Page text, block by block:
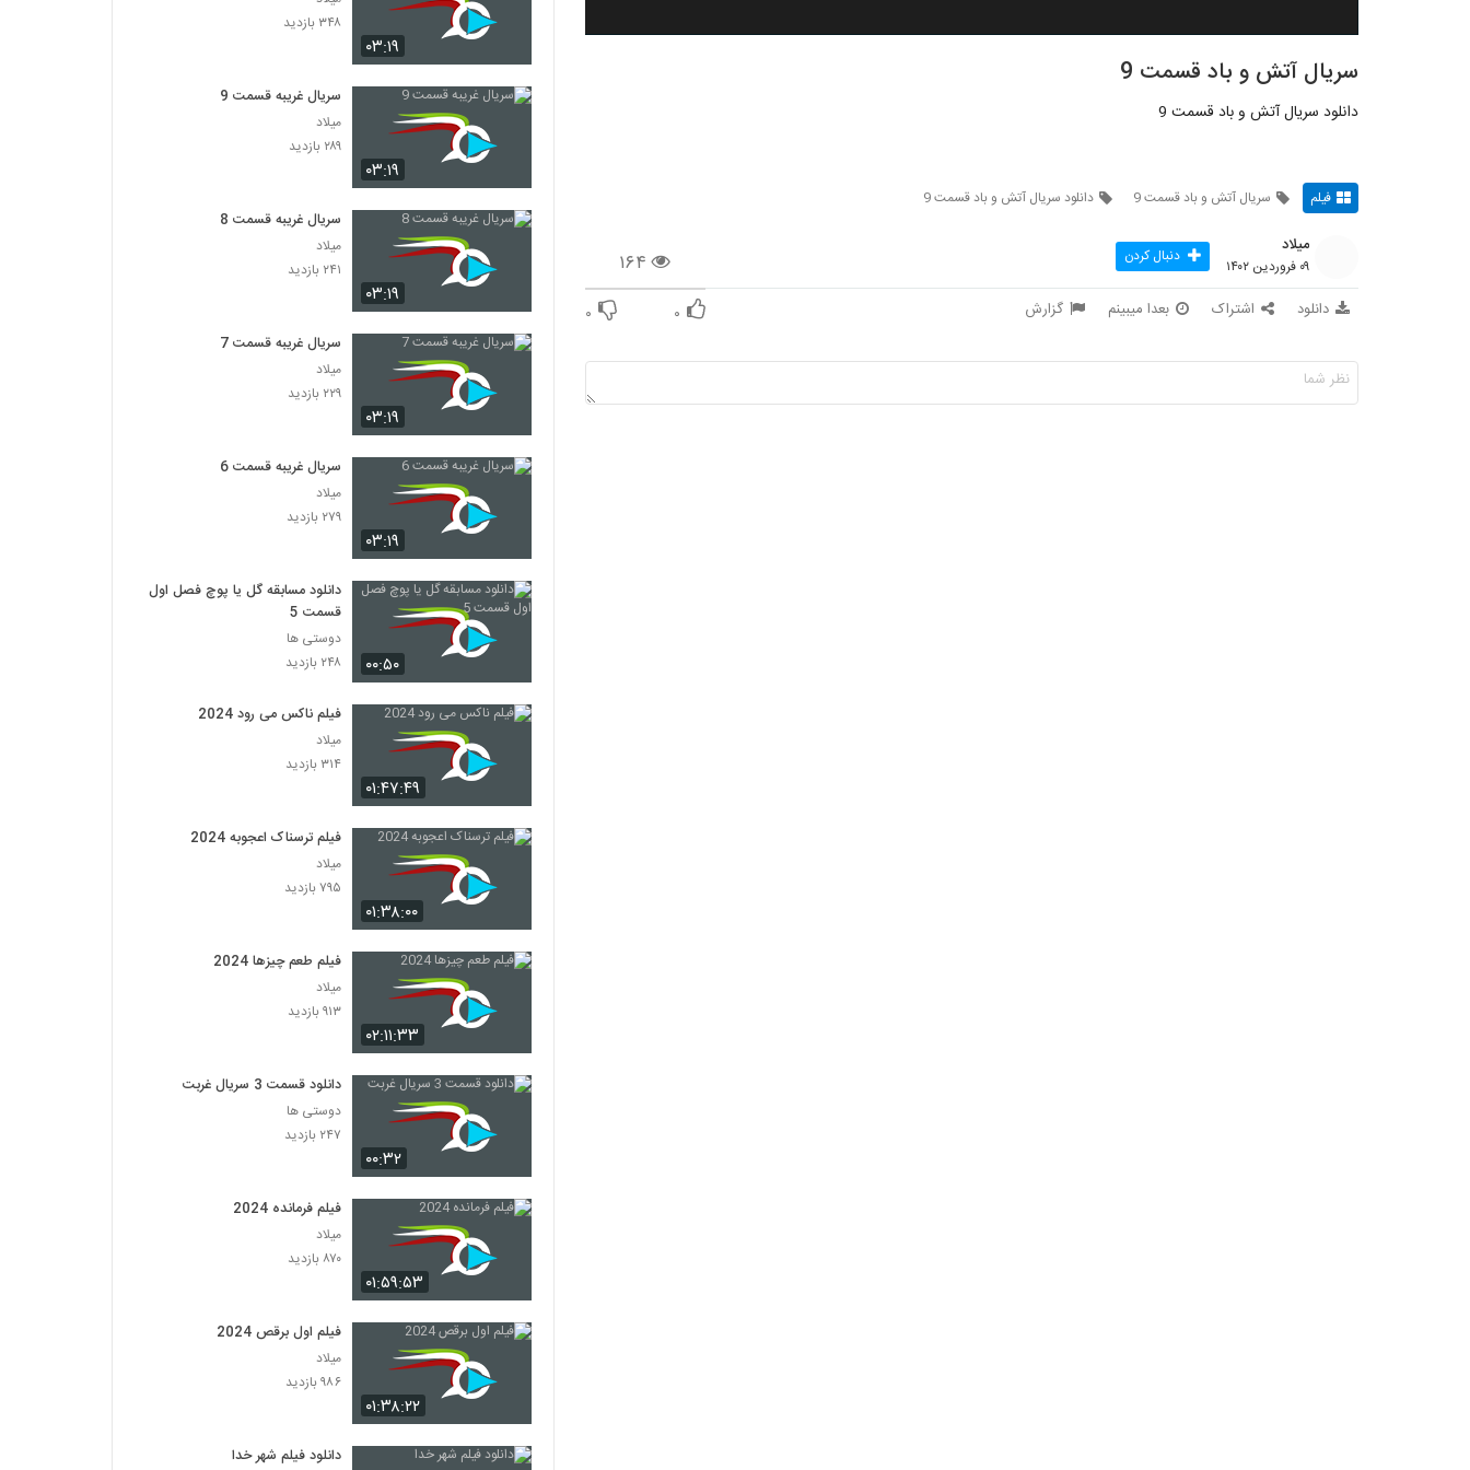
سریال آتش و باد قسمت 9
دانلود سریال آتش و باد قسمت 9
فیلم سریال آتش و باد قسمت 9 دانلود سریال آتش و باد قسمت 9
۱۶۴
میلاد
۰۹ فروردین ۱۴۰۲ دنبال کردن
دانلود اشتراک بعدا میبینم گزارش ۰ ۰
۰۳:۱۹
۳۴۸ بازدید
۰۳:۱۹
سریال غریبه قسمت 9
میلاد
۲۸۹ بازدید
۰۳:۱۹
سریال غریبه قسمت 8
میلاد
۲۴۱ بازدید
۰۳:۱۹
سریال غریبه قسمت 7
میلاد
۲۲۹ بازدید
۰۳:۱۹
سریال غریبه قسمت 6
میلاد
۲۷۹ بازدید
۰۰:۵۰
دانلود مسابقه گل یا پوچ فصل اول
قسمت 5
دوستی ها
۲۴۸ بازدید
۰۱:۴۷:۴۹
فیلم ناکس می رود 2024
میلاد
۳۱۴ بازدید
۰۱:۳۸:۰۰
فیلم ترسناک اعجوبه 2024
میلاد
۷۹۵ بازدید
۰۲:۱۱:۳۳
فیلم طعم چیزها 2024
میلاد
۹۱۳ بازدید
۰۰:۳۲
دانلود قسمت 3 سریال غربت
دوستی ها
۲۴۷ بازدید
۰۱:۵۹:۵۳
فیلم فرمانده 2024
میلاد
۸۷۰ بازدید
۰۱:۳۸:۲۲
فیلم اول برقص 2024
میلاد
۹۸۶ بازدید
دانلود فیلم شهر خدا